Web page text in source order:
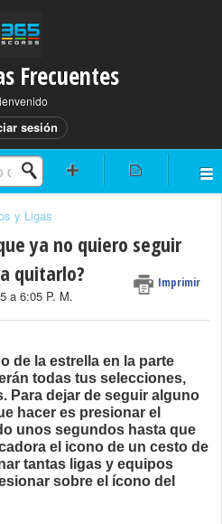
Frecuentes
sesión
y Ligas
ya no quiero seguir
quitarlo?
Imprimir
a 6:05 P. M.
de la estrella en la parte
todas tus selecciones,
Para dejar de seguir alguno
hacer es presionar el
unos segundos hasta que
el icono de un cesto de
tantas ligas y equipos
sobre el ícono del